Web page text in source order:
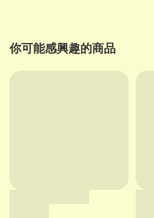
你可能感興趣的商品